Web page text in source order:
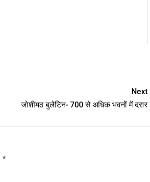
Next
जोशीमठ बुलेटिन- 700 से अधिक भवनों में दरार
*